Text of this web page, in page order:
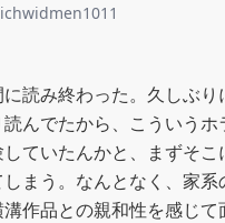
読み終わった。久しぶ
んでたから、こういう
ていたんかと、まずそ
まう。なんとなく、家
作品との親和性を感じ